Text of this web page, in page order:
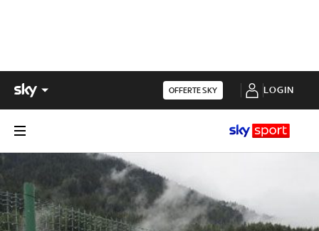
OFFERTE SKY LOGIN